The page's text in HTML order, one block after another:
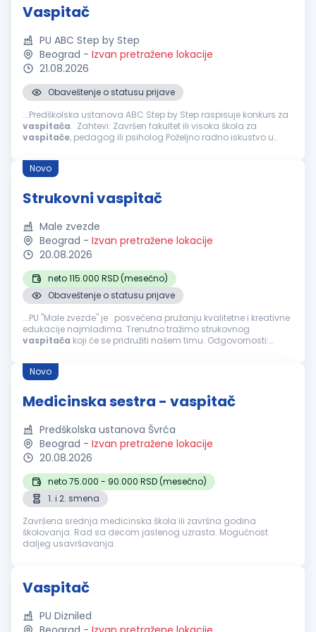
Vaspitač
PU ABC Step by Step
Beograd - Izvan pretražene lokacije
21.08.2026
Obaveštenje o statusu prijave
...Predškolska ustanova ABC Step by Step raspisuje konkurs za
vaspitača
. Zahtevi: Završen fakultet ili visoka škola za
vaspitače, pedagog ili psiholog Poželjno radno iskustvo u
grupe...
Novo
Strukovni vaspitač
Male zvezde
Beograd - Izvan pretražene lokacije
20.08.2026
neto 115.000 RSD (mesečno)
Obaveštenje o statusu prijave
...PU "Male zvezde" je posvećena pružanju kvalitetne i kreativne
edukacije najmlađima. Trenutno tražimo strukovnog
vaspitača koji će se pridružiti našem timu. Odgovornosti:
decom...
Novo
Medicinska sestra - vaspitač
Predškolska ustanova Švrća
Beograd - Izvan pretražene lokacije
20.08.2026
neto 75.000 - 90.000 RSD (mesečno)
1. i 2. smena
Završena srednja medicinska škola ili završna godina
školovanja. Rad sa decom jaslenog uzrasta. Mogućnost
daljeg usavršavanja.
Vaspitač
PU Dizniled